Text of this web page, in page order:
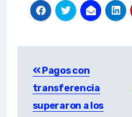
navigation
Pagos con
transferencia
superaron a los